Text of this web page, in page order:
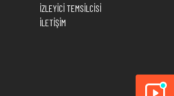
İZLEYİCİ TEMSİLCİSİ
İLETİŞİM